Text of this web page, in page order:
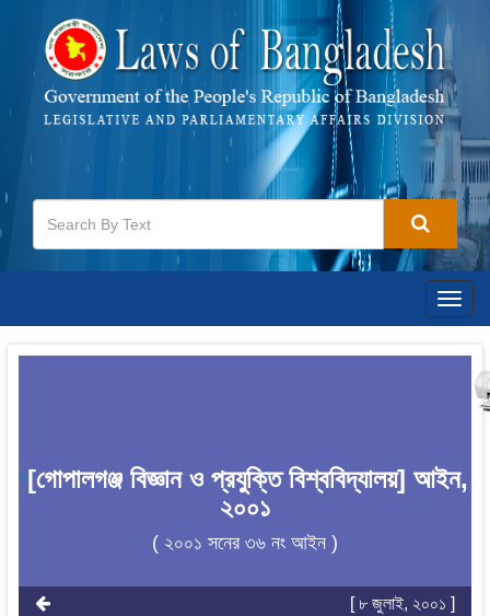
1[গোপালগঞ্জ বিজ্ঞান ও প্রযুক্তি বিশ্ববিদ্যালয়] আইন,
২০০১
( ২০০১ সনের ৩৬ নং আইন )
[ ৮ জুলাই, ২০০১ ]